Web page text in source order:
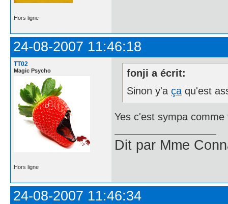
Hors ligne
24-08-2007 11:46:18
TT02
Magic Psycho
fonji a écrit:
Sinon y'a ça qu'est
Yes c'est sympa
Dit par Mme
Hors ligne
24-08-2007 11:46:34